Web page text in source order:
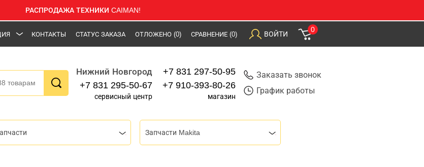
РАСПРОДАЖА ТЕХНИКИ CAIMAN!
КОНТАКТЫ СТАТУС ЗАКАЗА ОТЛОЖЕНО (0) СРАВНЕНИЕ (0) ВОЙТИ
0
Нижний Новгород
+7 831 295-50-67
сервисный центр
+7 831 297-50-95
+7 910-393-80-26
магазин
Заказать звонок
График работы
Запчасти Makita